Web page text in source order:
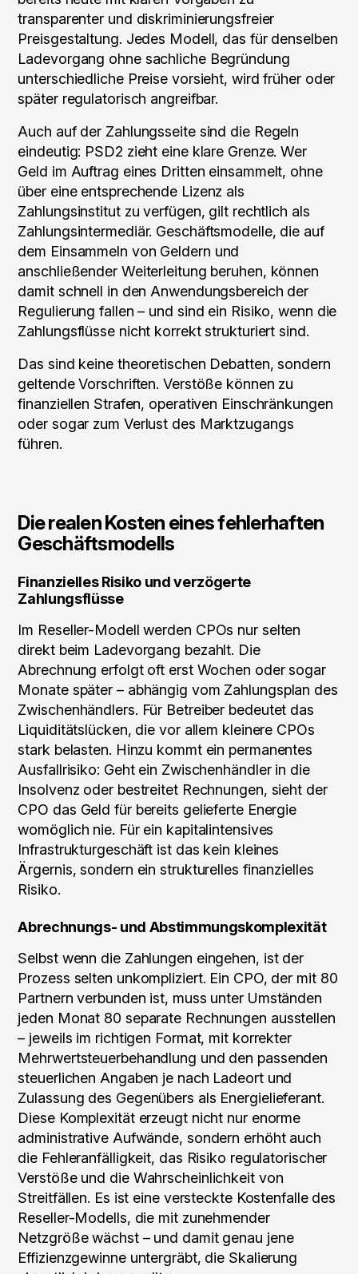
transparenter und diskriminierungsfreier
Preisgestaltung. Jedes Modell, das für denselben
Ladevorgang ohne sachliche Begründung
unterschiedliche Preise vorsieht, wird früher oder
später regulatorisch angreifbar.
Auch auf der Zahlungsseite sind die Regeln
eindeutig: PSD2 zieht eine klare Grenze. Wer
Geld im Auftrag eines Dritten einsammelt, ohne
über eine entsprechende Lizenz als
Zahlungsinstitut zu verfügen, gilt rechtlich als
Zahlungsintermediär. Geschäftsmodelle, die auf
dem Einsammeln von Geldern und
anschließender Weiterleitung beruhen, können
damit schnell in den Anwendungsbereich der
Regulierung fallen – und sind ein Risiko, wenn die
Zahlungsflüsse nicht korrekt strukturiert sind.
Das sind keine theoretischen Debatten, sondern
geltende Vorschriften. Verstöße können zu
finanziellen Strafen, operativen Einschränkungen
oder sogar zum Verlust des Marktzugangs
führen.
Die realen Kosten eines fehlerhaften
Geschäftsmodells
Finanzielles Risiko und verzögerte
Zahlungsflüsse
Im Reseller-Modell werden CPOs nur selten
direkt beim Ladevorgang bezahlt. Die
Abrechnung erfolgt oft erst Wochen oder sogar
Monate später – abhängig vom Zahlungsplan des
Zwischenhändlers. Für Betreiber bedeutet das
Liquiditätslücken, die vor allem kleinere CPOs
stark belasten. Hinzu kommt ein permanentes
Ausfallrisiko: Geht ein Zwischenhändler in die
Insolvenz oder bestreitet Rechnungen, sieht der
CPO das Geld für bereits gelieferte Energie
womöglich nie. Für ein kapitalintensives
Infrastrukturgeschäft ist das kein kleines
Ärgernis, sondern ein strukturelles finanzielles
Risiko.
Abrechnungs- und Abstimmungs­komplexität
Selbst wenn die Zahlungen eingehen, ist der
Prozess selten unkompliziert. Ein CPO, der mit 80
Partnern verbunden ist, muss unter Umständen
jeden Monat 80 separate Rechnungen ausstellen
– jeweils im richtigen Format, mit korrekter
Mehrwertsteuerbehandlung und den passenden
steuerlichen Angaben je nach Ladeort und
Zulassung des Gegenübers als Energielieferant.
Diese Komplexität erzeugt nicht nur enorme
administrative Aufwände, sondern erhöht auch
die Fehleranfälligkeit, das Risiko regulatorischer
Verstöße und die Wahrscheinlichkeit von
Streitfällen. Es ist eine versteckte Kostenfalle des
Reseller-Modells, die mit zunehmender
Netzgröße wächst – und damit genau jene
Effizienzgewinne untergräbt, die Skalierung